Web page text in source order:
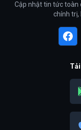
Cập nhật tin tức toàn
chính trị,